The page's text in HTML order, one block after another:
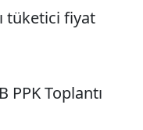
tüketici fiyat
PPK Toplantı